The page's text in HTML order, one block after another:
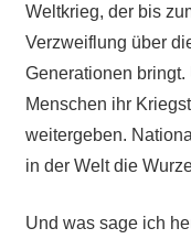
Weltkrieg, der bis
Verzweiflung über
Generationen
Menschen ihr
weitergeben.
in der Welt die
Und was sage ich